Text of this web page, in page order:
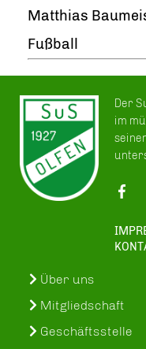
Matthias
Fußball
Der
im
Über uns
Mitgliedschaft
Geschäftsstelle